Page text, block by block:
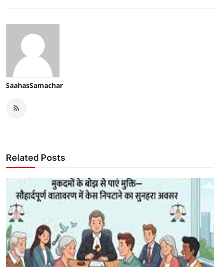
SaahasSamachar
Related Posts